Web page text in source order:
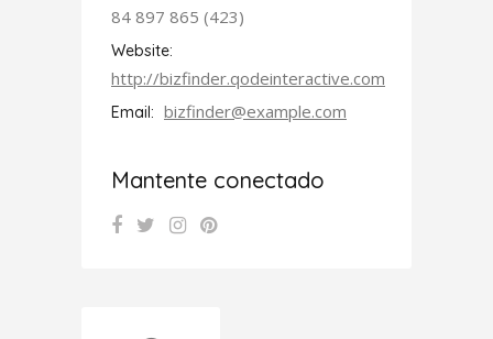
84 897 865 (423)
Website:
http://bizfinder.qodeinteractive.com
Email: bizfinder@example.com
Mantente conectado